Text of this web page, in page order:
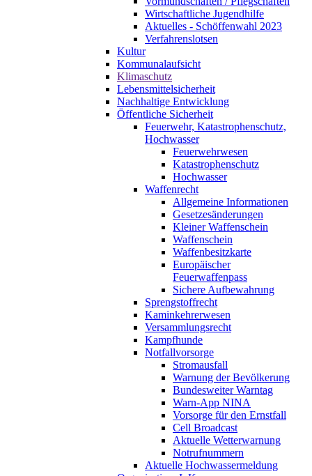
Wirtschaftliche Jugendhilfe
Aktuelles - Schöffenwahl 2023
Verfahrenslotsen
Kultur
Kommunalaufsicht
Klimaschutz
Lebensmittelsicherheit
Nachhaltige Entwicklung
Öffentliche Sicherheit
Feuerwehr, Katastrophenschutz,
Hochwasser
Feuerwehrwesen
Katastrophenschutz
Hochwasser
Waffenrecht
Allgemeine Informationen
Gesetzesänderungen
Kleiner Waffenschein
Waffenschein
Waffenbesitzkarte
Europäischer
Feuerwaffenpass
Sichere Aufbewahrung
Sprengstoffrecht
Kaminkehrerwesen
Versammlungsrecht
Kampfhunde
Notfallvorsorge
Stromausfall
Warnung der Bevölkerung
Bundesweiter Warntag
Warn-App NINA
Vorsorge für den Ernstfall
Cell Broadcast
Aktuelle Wetterwarnung
Notrufnummern
Aktuelle Hochwassermeldung